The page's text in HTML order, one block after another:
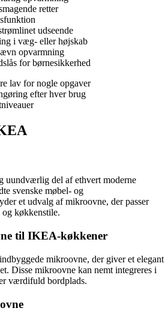
retter
udseende
i væg- eller højskab
opvarmning
for børnesikkerhed
lav for nogle opgaver
efter hver brug
uundværlig del af ethvert moderne
svenske møbel- og
et udvalg af mikroovne, der passer
køkkenstile.
til IKEA-køkkener
mikroovne, der giver et elegant
Disse mikroovne kan nemt integreres i
værdifuld bordplads.